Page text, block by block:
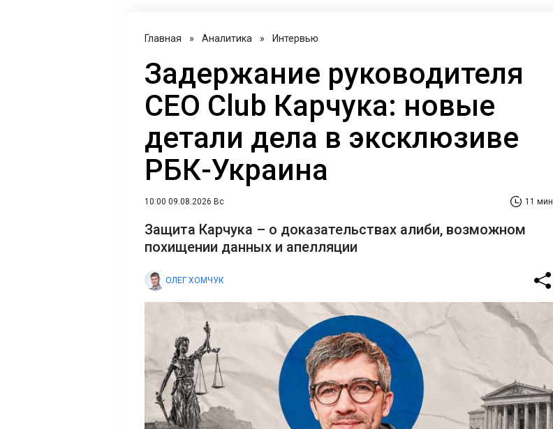
Главная » Аналитика » Интервью
Задержание руководителя
CEO Club Карчука: новые
детали дела в эксклюзиве
РБК-Украина
10:00 09.08.2026 Вс 11 мин
Защита Карчука – о доказательствах алиби, возможном
похищении данных и апелляции
ОЛЕГ ХОМЧУК